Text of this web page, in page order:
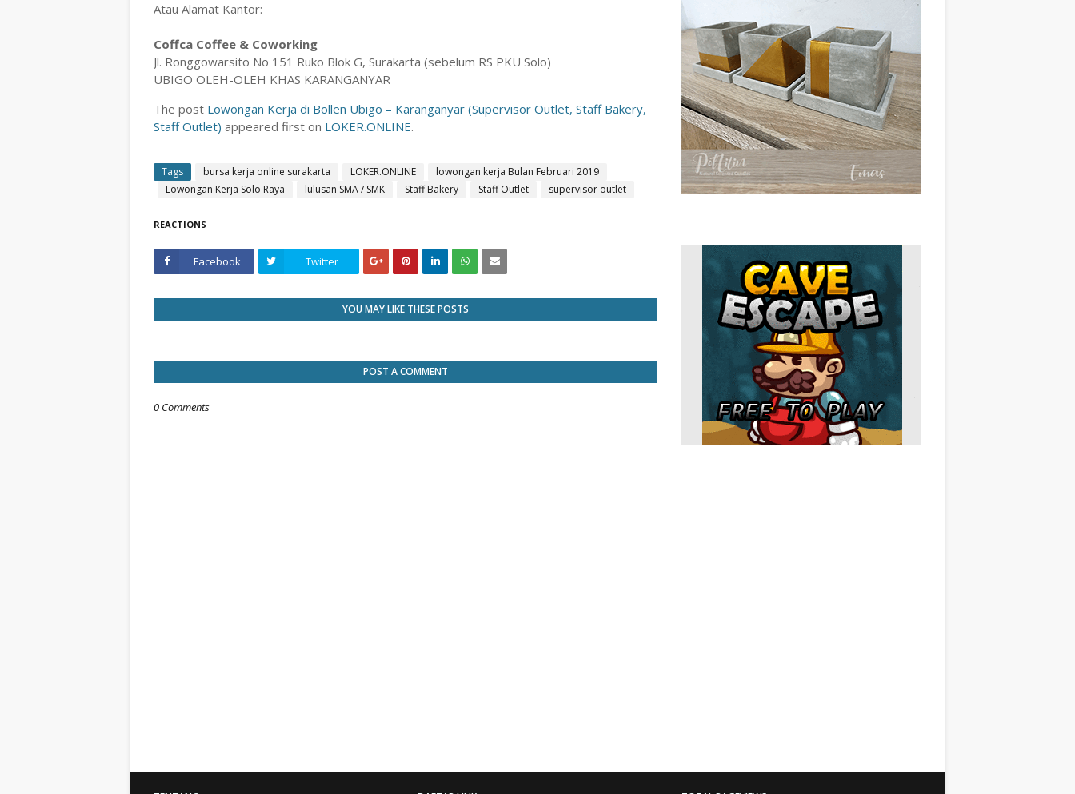
Atau Alamat Kantor:
Coffca Coffee & Coworking
Jl. Ronggowarsito No 151 Ruko Blok G, Surakarta (sebelum RS PKU Solo)
UBIGO OLEH-OLEH KHAS KARANGANYAR
The post Lowongan Kerja di Bollen Ubigo – Karanganyar (Supervisor Outlet, Staff Bakery,
Staff Outlet) appeared first on LOKER.ONLINE.
Tags bursa kerja online surakarta LOKER.ONLINE
lowongan kerja Bulan Februari 2019
Lowongan Kerja Solo Raya
lulusan SMA / SMK Staff Bakery Staff Outlet supervisor outlet
REACTIONS
Facebook Twitter
YOU MAY LIKE THESE POSTS
POST A COMMENT
0 Comments